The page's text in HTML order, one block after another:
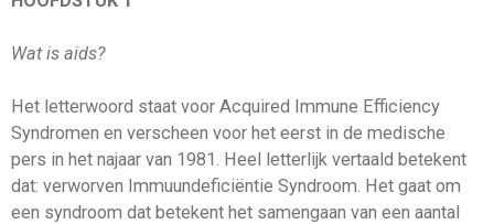
Wat is aids?
Het letterwoord staat voor Acquired Immune Efficiency
Syndromen en verscheen voor het eerst in de medische
pers in het najaar van 1981. Heel letterlijk vertaald betekent
dat: verworven Immuundeficiëntie Syndroom. Het gaat om
een syndroom dat betekent het samengaan van een aantal